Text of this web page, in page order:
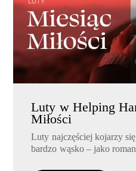
Luty w Helping
Miłości
Luty najczęściej kojarzy
bardzo wąsko – jako